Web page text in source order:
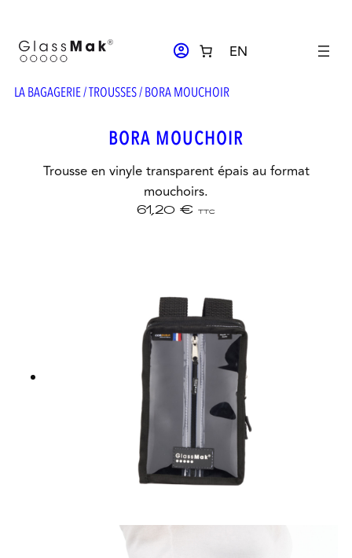
contenu
ACCOUNT_CIRCLE EN
LA BAGAGERIE/TROUSSES/ BORA MOUCHOIR
BORA MOUCHOIR
Trousse en vinyle transparent épais au format
mouchoirs.
61,20 € TTC